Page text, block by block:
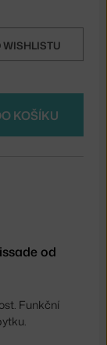
WISHLISTU
KOŠÍKU
od
Funkční